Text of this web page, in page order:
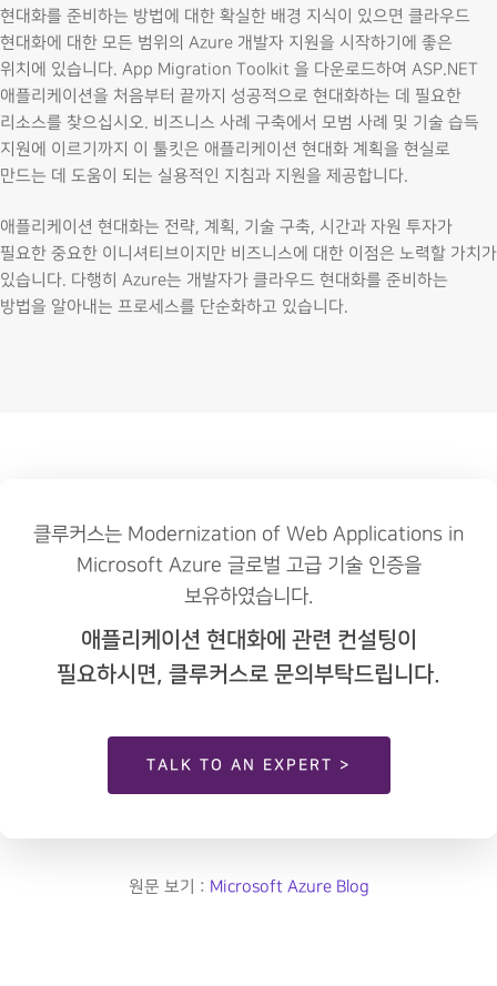
현대화를 준비하는 방법에 대한 확실한 배경 지식이 있으면 클라우드
현대화에 대한 모든 범위의 Azure 개발자 지원을 시작하기에 좋은
위치에 있습니다. App Migration Toolkit 을 다운로드하여 ASP.NET
애플리케이션을 처음부터 끝까지 성공적으로 현대화하는 데 필요한
리소스를 찾으십시오. 비즈니스 사례 구축에서 모범 사례 및 기술 습득
지원에 이르기까지 이 툴킷은 애플리케이션 현대화 계획을 현실로
만드는 데 도움이 되는 실용적인 지침과 지원을 제공합니다.
애플리케이션 현대화는 전략, 계획, 기술 구축, 시간과 자원 투자가
필요한 중요한 이니셔티브이지만 비즈니스에 대한 이점은 노력할 가치가
있습니다. 다행히 Azure는 개발자가 클라우드 현대화를 준비하는
방법을 알아내는 프로세스를 단순화하고 있습니다.
클루커스는 Modernization of Web Applications in
Microsoft Azure 글로벌 고급 기술 인증을
보유하였습니다.
애플리케이션 현대화에 관련 컨설팅이
필요하시면, 클루커스로 문의부탁드립니다.
TALK TO AN EXPERT >
원문 보기 : Microsoft Azure Blog